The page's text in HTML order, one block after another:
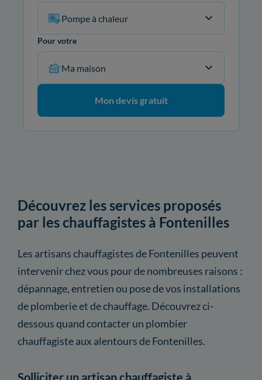
Pompe à chaleur
Pour votre
Ma maison
Mon devis gratuit
Découvrez les services proposés
par les chauffagistes à Fontenilles
Les artisans chauffagistes de Fontenilles peuvent
intervenir chez vous pour de nombreuses raisons :
dépannage, entretien ou pose de vos installations
de plomberie et de chauffage. Découvrez ci-
dessous quand contacter un plombier
chauffagiste aux alentours de Fontenilles.
Solliciter un artisan chauffagiste à